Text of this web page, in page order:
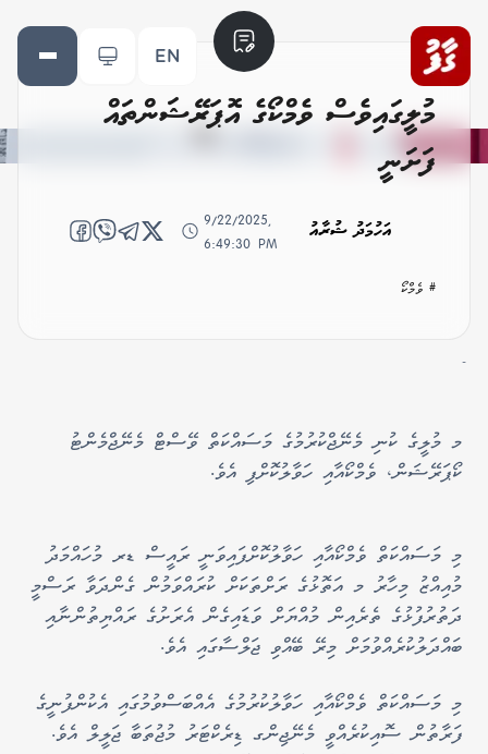
EN
މުލީގައިވެސް ވެމްކޯގެ އޮޕަރޭޝަންތައް
ފަށަނީ
އަހުމަދު ޝުރާއު
9/22/2025,
6:49:30 PM
# ވެމްކޯ
-
މ މުލީގެ ކުނި މެނޭޖްކުރުމުގެ މަސައްކަތް ވޭސްޓް މެނޭޖްމެންޓު
ކޯޕަރޭޝަން، ވެމްކޯއާއި ހަވާލުކޮށްފި އެވެ.
މި މަސައްކަތް ވެމްކޯއާއި ހަވާލުކޮށްފައިވަނީ ރައީސް ޑރ މުހައްމަދު
މުއިއްޒު މިހާރު މ އަތޮޅުގެ ރަށްތަކަށް ކުރައްވަމުން ގެންދަވާ ރަސްމީ
ދަތުރުފުޅުގެ ތެރެއިން މުއްޔަށް ވަޑައިގެން އެރަށުގެ ރައްޔިތުންނާއި
ބައްދަލުކުރެއްވުމަށް މިރޭ ބޭއްވި ޖަލްސާގައި އެވެ.
މި މަސައްކަތް ވެމްކޯއާއި ހަވާލުކުރުމުގެ އެއްބަސްވުމުގައި އެކުންފުނީގެ
ފަރާތުން ސޮއިކުރެއްވީ މެނޭޖިންގ ޑިރެކްޓަރު މުޖުތަބާ ޖަލީލް އެވެ.